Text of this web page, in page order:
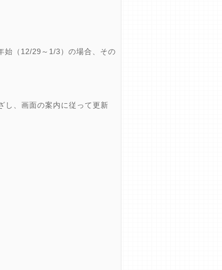
始（12/29～1/3）の場合、その
し、画面の案内に従って更新